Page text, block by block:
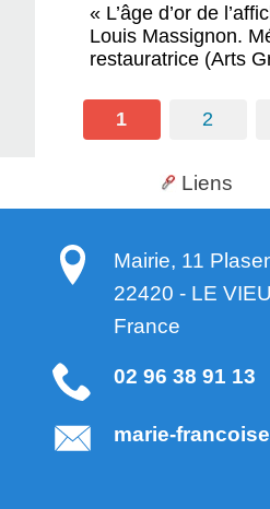
« L’âge d’or de
Louis Massignon.
restauratrice (Arts
1 2
Liens
Mairie, 11
22420 - LE
France
02 96 38 91 13
marie-